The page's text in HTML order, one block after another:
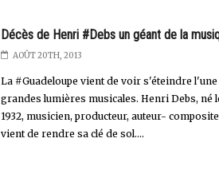
Décès de Henri #Debs un géant de la
AOÛT 20TH, 2013
La #Guadeloupe vient de voir s'éteindre l'une
grandes lumières musicales. Henri Debs, né
1932, musicien, producteur, auteur-
vient de rendre sa clé de sol....